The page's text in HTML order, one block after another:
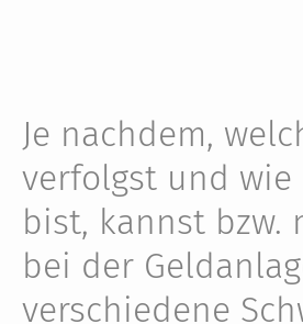
Je nachdem,
verfolgst und wie
bist, kannst bzw.
bei der
verschiedene